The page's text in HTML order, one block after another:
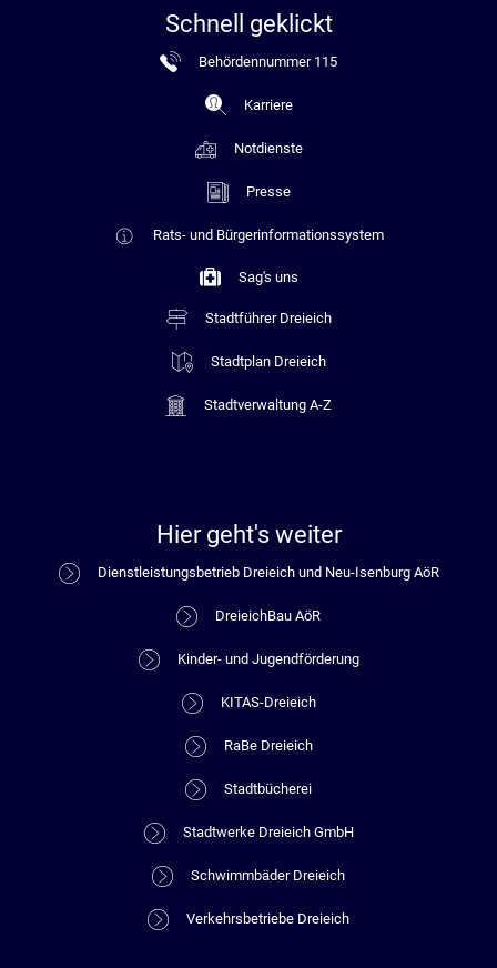
Schnell geklickt
Behördennummer 115
Karriere
Notdienste
Presse
Rats- und Bürgerinformationssystem
Sag's uns
Stadtführer Dreieich
Stadtplan Dreieich
Stadtverwaltung A-Z
Hier geht's weiter
Dienstleistungsbetrieb Dreieich und Neu-Isenburg AöR
DreieichBau AöR
Kinder- und Jugendförderung
KITAS-Dreieich
RaBe Dreieich
Stadtbücherei
Stadtwerke Dreieich GmbH
Schwimmbäder Dreieich
Verkehrsbetriebe Dreieich